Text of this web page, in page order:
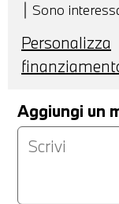
Sono
Personalizza
Aggiungi un